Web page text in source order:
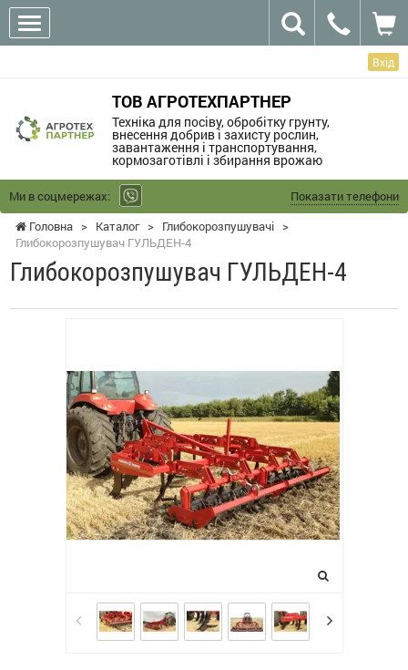
Вхід
ТОВ АГРОТЕХПАРТНЕР
Техніка для посіву, обробітку грунту,
внесення добрив і захисту рослин,
завантаження і транспортування,
кормозаготівлі і збирання врожаю
Ми в соцмережах:
Показати телефони
Головна > Каталог > Глибокорозпушувачі >
Глибокорозпушувач ГУЛЬДЕН-4
Глибокорозпушувач ГУЛЬДЕН-4